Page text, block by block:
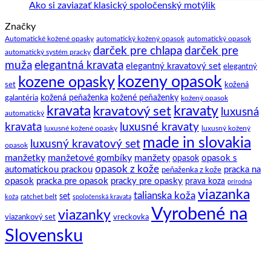
ako
na
to.
manžety
a
ich
história
Ako si zaviazať klasický spoločenský motýlikŽiadne
Ako
si
zaviazať
klasický
spoločenský
motýlik
Značky
Automatické kožené opasky automatický kožený opasok automatický opasok
automatický systém pracky darček pre chlapa darček pre
muža elegantná kravata elegantný kravatový set elegantný
set kozene opasky kozeny opasok kožená
galantéria kožená peňaženka kožené peňaženky kožený opasok
automatický kravata kravatový set kravaty luxusná
kravata luxusné kožené opasky luxusné kravaty luxusný kožený
opasok luxusný kravatový set made in slovakia
manžetky manžetové gombíky manžety opasok opasok s
automatickou prackou opasok z kože peňaženka z kože pracka na
opasok pracka pre opasok pracky pre opasky prava koza prírodná
koža ratchet belt set spoločenská kravata talianska koža viazanka
viazankový set viazanky vreckovka Vyrobené na
Slovensku